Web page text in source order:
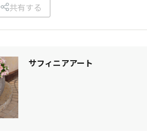
共有する
サフィニアアート